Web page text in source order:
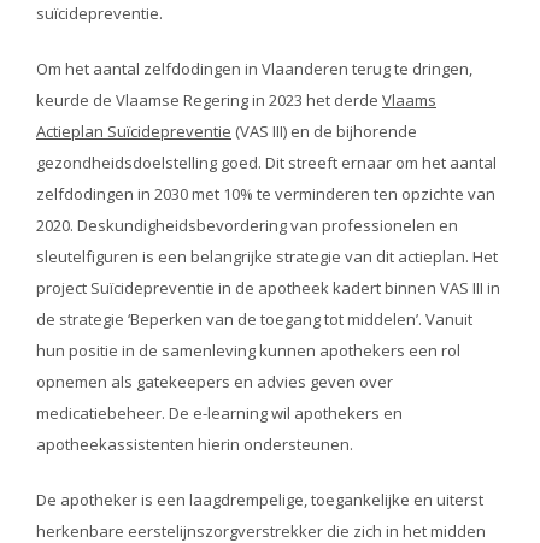
suïcidepreventie.
Om het aantal zelfdodingen in Vlaanderen terug te dringen,
keurde de Vlaamse Regering in 2023 het derde Vlaams
Actieplan Suïcidepreventie (VAS III) en de bijhorende
gezondheidsdoelstelling goed. Dit streeft ernaar om het aantal
zelfdodingen in 2030 met 10% te verminderen ten opzichte van
2020. Deskundigheidsbevordering van professionelen en
sleutelfiguren is een belangrijke strategie van dit actieplan. Het
project Suïcidepreventie in de apotheek kadert binnen VAS III in
de strategie ‘Beperken van de toegang tot middelen’. Vanuit
hun positie in de samenleving kunnen apothekers een rol
opnemen als gatekeepers en advies geven over
medicatiebeheer. De e-learning wil apothekers en
apotheekassistenten hierin ondersteunen.
De apotheker is een laagdrempelige, toegankelijke en uiterst
herkenbare eerstelijnszorgverstrekker die zich in het midden